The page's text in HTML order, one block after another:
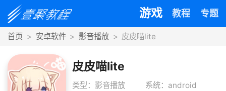
游戏 教程 专题
首页 安卓软件 影音播放 皮皮喵lite
皮皮喵lite
类型：影音播放
系统：android